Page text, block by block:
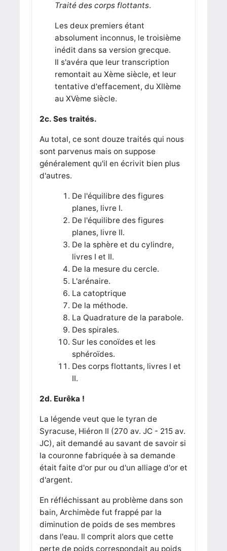
Traité des corps flottants.
Les deux premiers étant
absolument inconnus, le troisième
inédit dans sa version grecque.
Il s'avéra que leur transcription
remontait au Xème siècle, et leur
tentative d'effacement, du XIIème
au XVème siècle.
2c. Ses traités.
Au total, ce sont douze traités qui nous
sont parvenus mais on suppose
généralement qu'il en écrivit bien plus
d'autres.
De l'équilibre des figures
planes, livre I.
De l'équilibre des figures
planes, livre II.
De la sphère et du cylindre,
livres I et II.
De la mesure du cercle.
L'arénaire.
La catoptrique
De la méthode.
La Quadrature de la parabole.
Des spirales.
Sur les conoïdes et les
sphéroïdes.
Des corps flottants, livres I et
II.
2d. Eurêka !
La légende veut que le tyran de
Syracuse, Hiéron II (270 av. JC - 215 av.
JC), ait demandé au savant de savoir si
la couronne fabriquée à sa demande
était faite d'or pur ou d'un alliage d'or et
d'argent.
En réfléchissant au problème dans son
bain, Archimède fut frappé par la
diminution de poids de ses membres
dans l'eau. Il comprit alors que cette
perte de poids correspondait au poids